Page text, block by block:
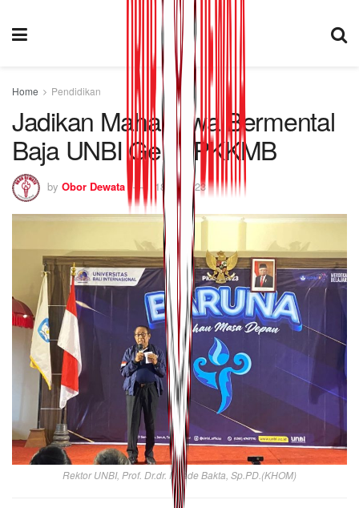
Home Pendidikan
Jadikan Mahasiswa Bermental
Baja UNBI Gelar PKKMB
by Obor Dewata 18/09/2023
Rektor UNBI, Prof. Dr.dr. I Made Bakta, Sp.PD.(KHOM)